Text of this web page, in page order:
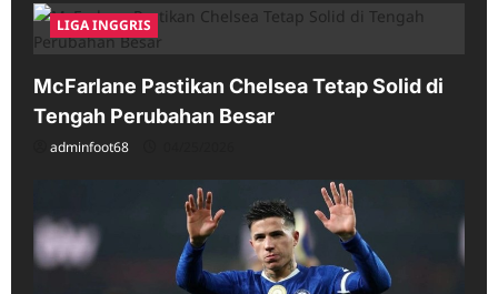
LIGA INGGRIS
McFarlane Pastikan Chelsea Tetap Solid di
Tengah Perubahan Besar
adminfoot68